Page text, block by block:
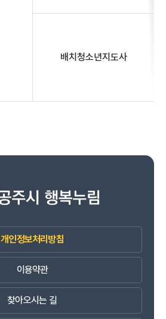
배치청소년지도사
개인정보처리방침
이용약관
찾아오시는 길